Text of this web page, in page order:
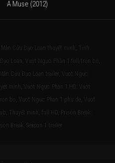
A Muse (2012)
Cửu Đạo Loan thuyết minh, Tinh
Loan, Vượt Ngục: Phần 1 full/trọn bộ,
Cửu Đạo Loan trailer, Vuot Nguc:
minh, Vuot Nguc: Phan 1 HD, Vuot
bo, Vuot Nguc: Phan 1 phu de, Vuot
Thuyết minh, full HD, Prison Break:
Break: Season 1 trailer